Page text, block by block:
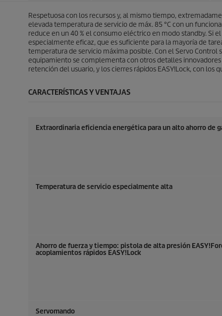
c
t
o
c
t
o
1
r
e
s
e
ñ
a
Respetuosa con los recursos y, al mismo tiempo,
elevada temperatura de servicio de máx. 85 °C con un
reduce en un 40 % el consumo eléctrico en modo standby. Si
especialmente eficaz, que es suficiente para la mayoría de
temperatura de servicio máxima posible. Con el Servo
equipamiento se complementa con otros detalles
retención del usuario, y los cierres rápidos EASY!Lock, con los
CARACTERÍSTICAS Y VENTAJAS
Extraordinaria eficiencia energética para un alto ahorro de
Temperatura de servicio especialmente alta
Ahorro de fuerza y tiempo: pistola de alta presión
acoplamientos rápidos EASY!Lock
Servomando